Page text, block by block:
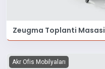
Zeugma Toplanti Masasi
Akr Ofis Mobilyaları